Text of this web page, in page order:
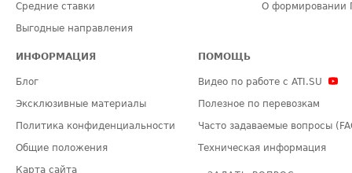
Средние ставки
Выгодные направления
О формировании
ИНФОРМАЦИЯ
Блог
Эксклюзивные материалы
Политика конфиденциальности
Общие положения
Карта сайта
ПОМОЩЬ
Видео по работе с ATI.SU
Полезное по перевозкам
Часто задаваемые вопросы
Техническая информация